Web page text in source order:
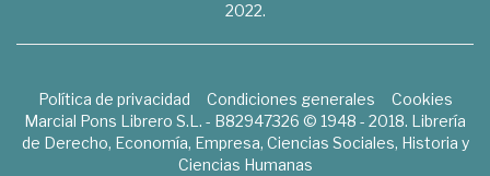
2022.
Política de privacidad Condiciones generales
Cookies
Marcial Pons Librero S.L. - B82947326 © 1948 - 2018. Librería
de Derecho, Economía, Empresa, Ciencias Sociales, Historia y
Ciencias Humanas